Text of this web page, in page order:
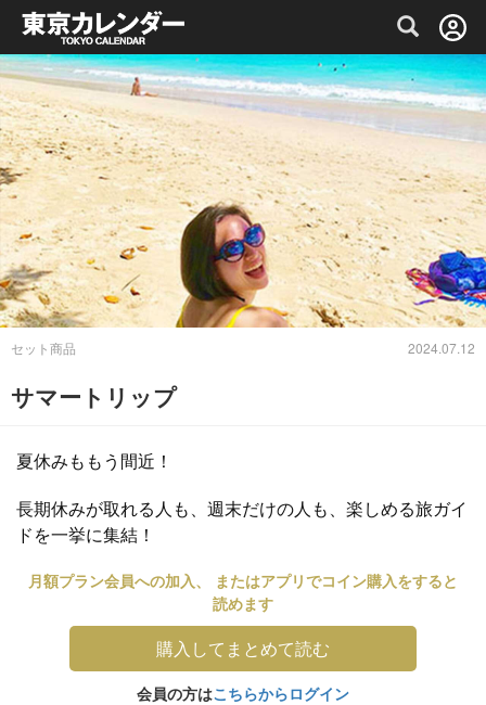
グルメ情報・プレミアムレストラン予約
セット商品 2024.07.12
サマートリップ
夏休みももう間近！
長期休みが取れる人も、週末だけの人も、楽しめる旅ガイ
ドを一挙に集結！
月額プラン会員への加入、 またはアプリでコイン購入をすると
読めます
購入してまとめて読む
会員の方はこちらからログイン